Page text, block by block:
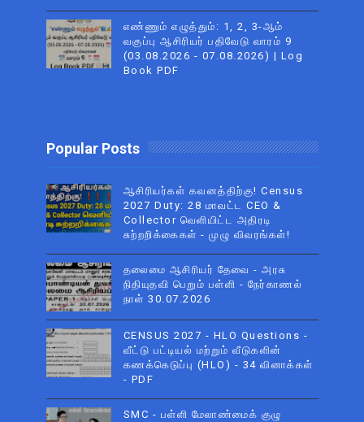
எண்ணும் எழுத்தும்: 1, 2, 3-ஆம்
வகுப்பு ஆசிரியர் பதிவேடு வாரம் 9
(03.08.2026 - 07.08.2026) | Log
Book PDF
Popular Posts
ஆசிரியர்கள் கவனத்திற்கு! Census
2027 Duty: 28 மாவட்ட CEO &
Collector வெளியிட்ட அதிரடி
சுற்றறிக்கைகள் - முழு விவரங்கள்!
தலைமை ஆசிரியர் தேவை - அரசு
நிதியுதவி பெறும் பள்ளி - நேர்காணல்
நாள் 30.07.2026
CENSUS 2027 - HLO Questions -
வீட்டு பட்டியல் மற்றும் வீடுகளின்
கணக்கெடுப்பு (HLO) - 34 வினாக்கள்
- PDF
SMC - பள்ளி மேலாண்மைக் குழு